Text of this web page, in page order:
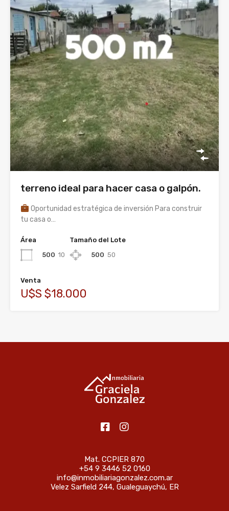
terreno ideal para hacer casa o galpón.
Oportunidad estratégica de inversión Para construir
tu casa o…
Área
500 10
Tamaño del Lote
500 50
Venta
U$S $18.000
Mat. CCPIER 870
+54 9 3446 52 0160
info@inmobiliariagonzalez.com.ar
Velez Sarfield 244, Gualeguaychú, ER